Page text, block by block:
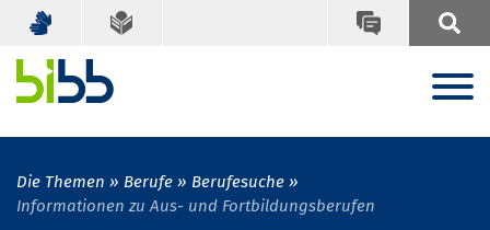
Die Themen Berufe
Berufesuche
Informationen zu Aus- und Fortbildungsberufen